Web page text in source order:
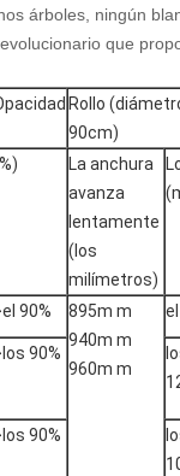
árboles, ningún
que
Rollo
90cm)
La anchura
avanza
lentamente
(los
milímetros)
90%
895m m
940m m
960m m
90%
90%